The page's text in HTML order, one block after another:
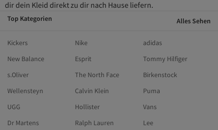
dir dein Kleid direkt zu dir nach Hause liefern.
Top Kategorien Alles Sehen
Kickers Nike
adidas
New Balance
Esprit
Tommy Hilfiger
s.Oliver
The North Face
Birkenstock
Wellensteyn
Calvin Klein
Puma
UGG
Hollister
Vans
Dr Martens
Ralph Lauren
Lee